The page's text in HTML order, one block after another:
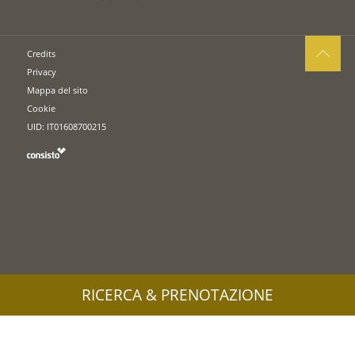
Credits
Privacy
Mappa del sito
Cookie
UID: IT01608700215
RICERCA & PRENOTAZIONE